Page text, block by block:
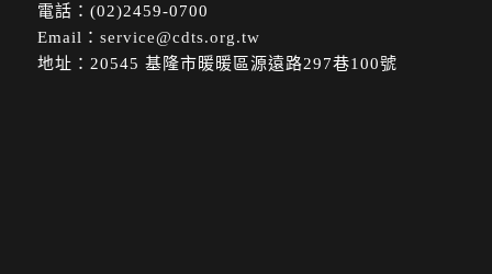
電話：(02)2459-0700
Email： service@cdts.org.tw
地址：20545 基隆市暖暖區源遠路297巷100號